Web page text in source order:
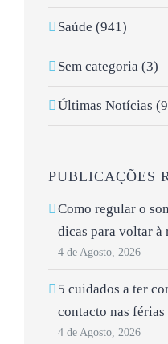
Saúde (941)
Sem categoria (3)
Últimas Notícias
PUBLICAÇÕES
Como regular o
dicas para voltar à
4 de Agosto, 2026
5 cuidados a ter
contacto nas férias
4 de Agosto, 2026